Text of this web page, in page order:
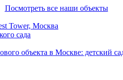
Посмотреть все наши объекты
Tower, Москва
сада
объекта в Москве: детский